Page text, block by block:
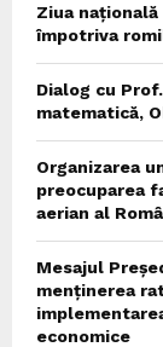
Ziua
împotriva
Dialog cu
matematică,
Organizarea
preocuparea
aerian al
Mesajul
menținerea
economice